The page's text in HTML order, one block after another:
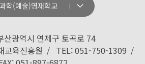
학(예술)영재학교
강원과학고등학교
경기북과학고등학교
산광역시 연제구 토곡로 74
교육진흥원 / TEL: 051-750-1309 /